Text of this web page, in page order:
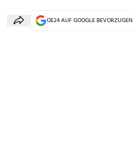
OE24 AUF GOOGLE BEVORZUGEN